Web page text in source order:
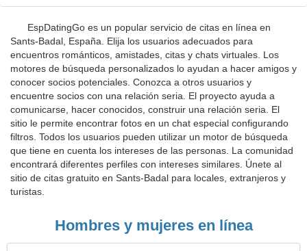
EspDatingGo es un popular servicio de citas en línea en
Sants-Badal, España. Elija los usuarios adecuados para
encuentros románticos, amistades, citas y chats virtuales. Los
motores de búsqueda personalizados lo ayudan a hacer amigos y
conocer socios potenciales. Conozca a otros usuarios y
encuentre socios con una relación seria. El proyecto ayuda a
comunicarse, hacer conocidos, construir una relación seria. El
sitio le permite encontrar fotos en un chat especial configurando
filtros. Todos los usuarios pueden utilizar un motor de búsqueda
que tiene en cuenta los intereses de las personas. La comunidad
encontrará diferentes perfiles con intereses similares. Únete al
sitio de citas gratuito en Sants-Badal para locales, extranjeros y
turistas.
Hombres y mujeres en línea